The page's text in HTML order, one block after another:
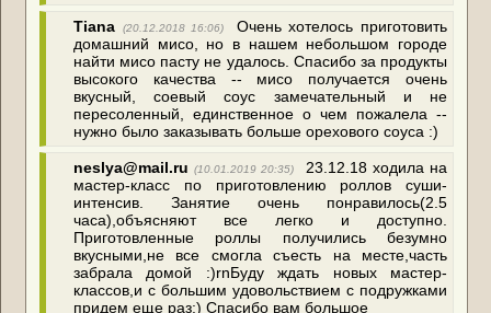
Tiana (20.12.2018 16:06)
Очень хотелось приготовить
домашний мисо, но в нашем небольшом городе
найти мисо пасту не удалось. Спасибо за продукты
высокого качества -- мисо получается очень
вкусный, соевый соус замечательный и не
пересоленный, единственное о чем пожалела --
нужно было заказывать больше орехового соуса :)
neslya@mail.ru (10.01.2019 20:35)
23.12.18 ходила на
мастер-класс по приготовлению роллов суши-
интенсив. Занятие очень понравилось(2.5
часа),объясняют все легко и доступно.
Приготовленные роллы получились безумно
вкусными,не все смогла съесть на месте,часть
забрала домой :)rnБуду ждать новых мастер-
классов,и с большим удовольствием с подружками
придем еще раз:) Спасибо вам большое